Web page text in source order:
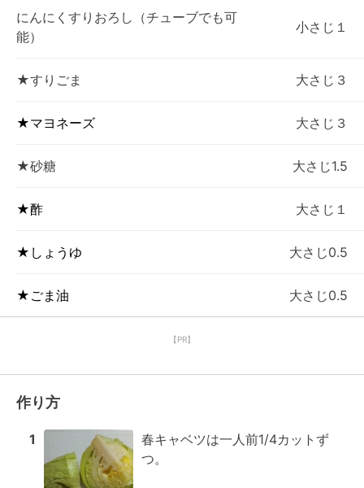
にんにくすりおろし（チューブでも可
能）
小さじ１
★すりごま 大さじ３
★マヨネーズ 大さじ３
★砂糖 大さじ1.5
★酢 大さじ１
★しょうゆ 大さじ0.5
★ごま油 大さじ0.5
【PR】
作り方
1
春キャベツは一人前1/4カットず
つ。